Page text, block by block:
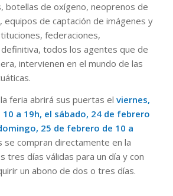
botellas de oxígeno, neoprenos de
equipos de captación de imágenes y
federaciones,
todos los agentes que de
intervienen en el mundo de las
feria abrirá sus puertas el viernes,
a 19h, el sábado, 24 de febrero
25 de febrero de 10 a
se compran directamente en la
tres días válidas para un día y con
un abono de dos o tres días.